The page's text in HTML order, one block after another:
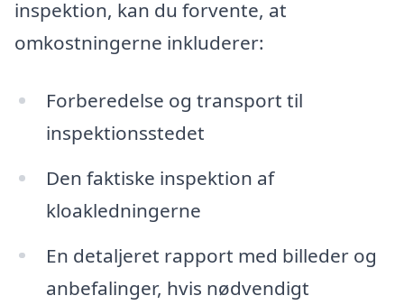
inspektion, kan du forvente, at
omkostningerne inkluderer:
Forberedelse og transport til
inspektionsstedet
Den faktiske inspektion af
kloakledningerne
En detaljeret rapport med billeder og
anbefalinger, hvis nødvendigt